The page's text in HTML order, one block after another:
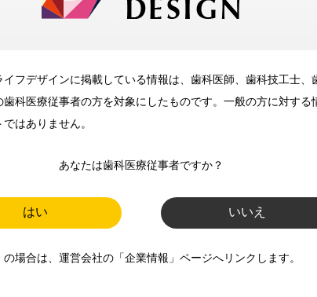
イフデザインに掲載している情報は、歯科医師、歯科技工士、
歯科医療従事者の方を対象にしたものです。一般の方に対する
はありません。
あなたは歯科医療従事者ですか？
はい いいえ
の場合は、運営会社の「企業情報」ページへリンクします。
メールマガジンでお届け
師、歯科衛生士、歯科技工士）に
お届けします。